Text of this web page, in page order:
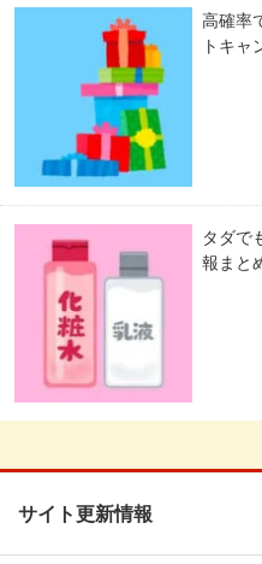
高確率
トキャ
タダで
報まと
サイト更新情報